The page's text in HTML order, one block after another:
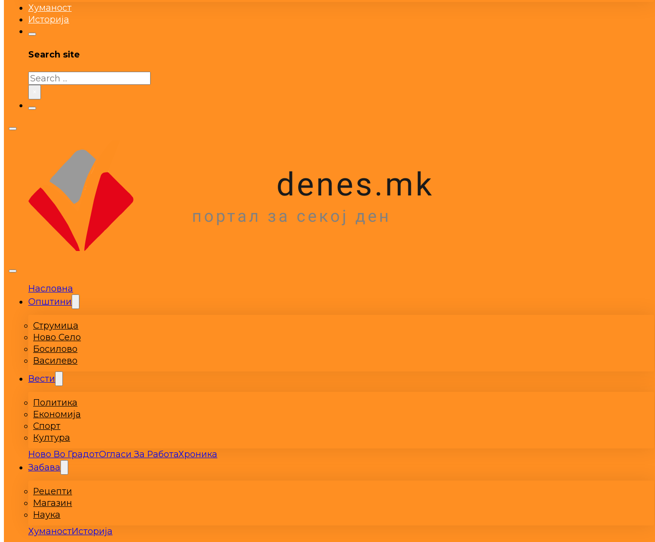
Хуманост
Историја
Search site
Search
Насловна
Општини
Струмица
Ново Село
Босилово
Василево
Вести
Политика
Економија
Спорт
Култура
Ново Во ГрадотОгласи За РаботаХроника
Забава
Рецепти
Магазин
Наука
ХуманостИсторија